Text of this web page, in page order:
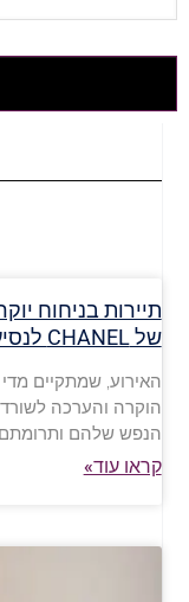
תיירות בניחוח
של CHANEL לנסיעה הבאה שלכם?
האירוע, שמתקיים
הוקרה והערכה
הנפש שלהם
קראו עוד»